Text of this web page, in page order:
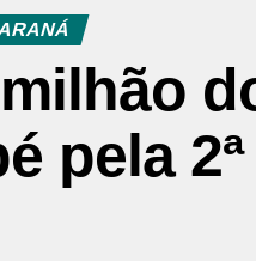
pela